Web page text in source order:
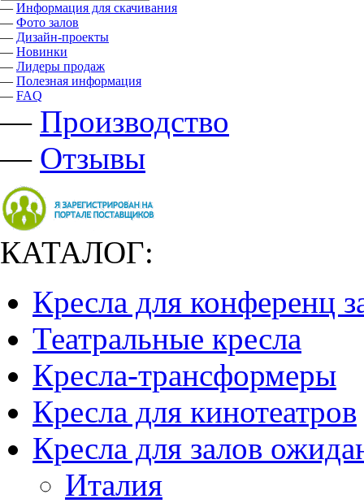
— Информация для скачивания
— Фото залов
— Дизайн-проекты
— Новинки
— Лидеры продаж
— Полезная информация
— FAQ
— Производство
— Отзывы
КАТАЛОГ:
Кресла для конференц
Театральные кресла
Кресла-трансформеры
Кресла для кинотеатров
Кресла для залов
Италия